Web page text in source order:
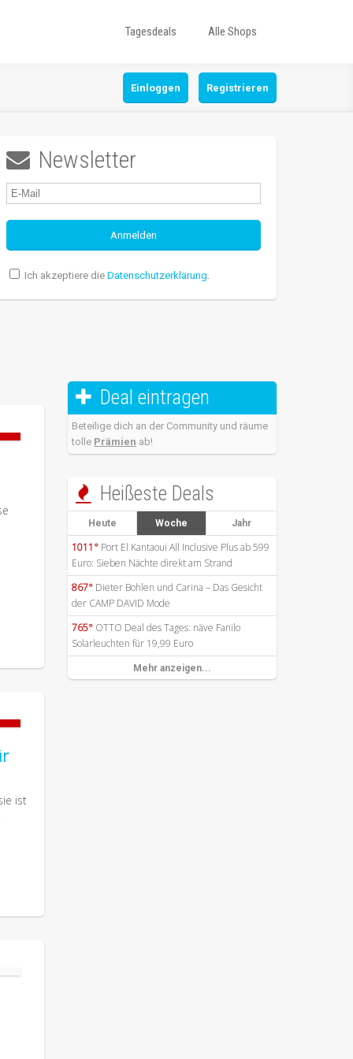
Tagesdeals Alle Shops
Einloggen Registrieren
 Newsletter
Ich akzeptiere die Datenschutzerklärung.
ist
 Deal eintragen
Beteilige dich an der Community und räume
tolle Prämien ab!
 Heißeste Deals
Heute Woche Jahr
1011° Port El Kantaoui All Inclusive Plus ab 599
Euro: Sieben Nächte direkt am Strand
867° Dieter Bohlen und Carina – Das Gesicht
der CAMP DAVID Mode
765° OTTO Deal des Tages: näve Fanilo
Solarleuchten für 19,99 Euro
Mehr anzeigen...